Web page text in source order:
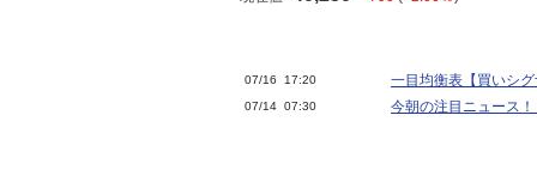
07/16 17:20 一目均衡表【買いシ
07/14 07:30 今朝の注目ニュース